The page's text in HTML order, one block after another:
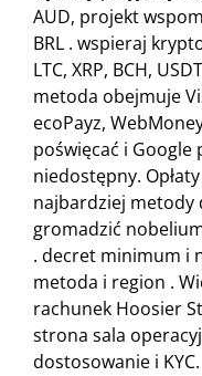
AUD, projekt
BRL . wspieraj
LTC, XRP, BCH,
metoda obejmuje
ecoPayz,
poświęcać i Google
niedostępny.
najbardziej metody
gromadzić
. decret minimum i
metoda i region .
rachunek Hoosier
strona sala
dostosowanie i KYC.